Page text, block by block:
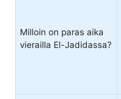
Milloin on paras aika
vierailla El-Jadidassa?